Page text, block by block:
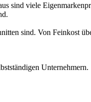
sind viele
sind. Von Feinkost
Unternehmern.